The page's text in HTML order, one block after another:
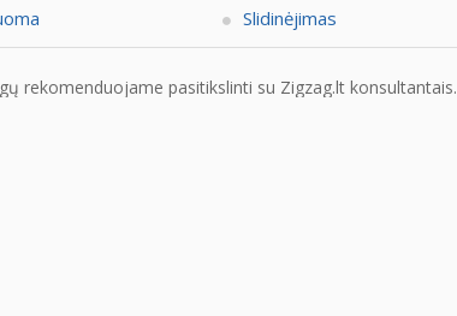
Slidinėjimas
rekomenduojame pasitikslinti su Zigzag.lt konsultantais.